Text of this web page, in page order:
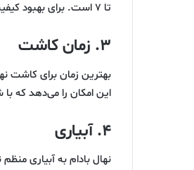
تا ۷ است. برای بهبود کیفیت خاک، می‌توانید از کودهای طبیعی مانند کود دامی یا کمپوست استفاده کنید.
۳. زمان کاشت
بهترین زمان برای کاشت
این امکان را می‌دهد که
۴. آبیاری
نهال بادام به آبیاری